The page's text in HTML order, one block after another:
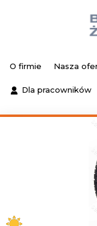
O firmie Nasza
Dla pracowników